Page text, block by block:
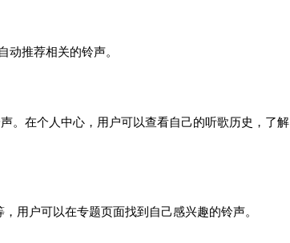
动推荐相关的铃声。
。在个人中心，用户可以查看自己的听歌历史，了解
用户可以在专题页面找到自己感兴趣的铃声。